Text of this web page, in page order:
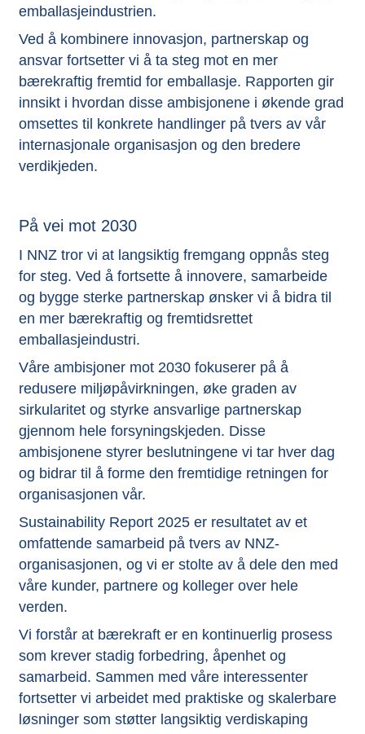
emballasjeindustrien.
Ved å kombinere innovasjon, partnerskap og
ansvar fortsetter vi å ta steg mot en mer
bærekraftig fremtid for emballasje. Rapporten gir
innsikt i hvordan disse ambisjonene i økende grad
omsettes til konkrete handlinger på tvers av vår
internasjonale organisasjon og den bredere
verdikjeden.
På vei mot 2030
I NNZ tror vi at langsiktig fremgang oppnås steg
for steg. Ved å fortsette å innovere, samarbeide
og bygge sterke partnerskap ønsker vi å bidra til
en mer bærekraftig og fremtidsrettet
emballasjeindustri.
Våre ambisjoner mot 2030 fokuserer på å
redusere miljøpåvirkningen, øke graden av
sirkularitet og styrke ansvarlige partnerskap
gjennom hele forsyningskjeden. Disse
ambisjonene styrer beslutningene vi tar hver dag
og bidrar til å forme den fremtidige retningen for
organisasjonen vår.
Sustainability Report 2025 er resultatet av et
omfattende samarbeid på tvers av NNZ-
organisasjonen, og vi er stolte av å dele den med
våre kunder, partnere og kolleger over hele
verden.
Vi forstår at bærekraft er en kontinuerlig prosess
som krever stadig forbedring, åpenhet og
samarbeid. Sammen med våre interessenter
fortsetter vi arbeidet med praktiske og skalerbare
løsninger som støtter langsiktig verdiskaping